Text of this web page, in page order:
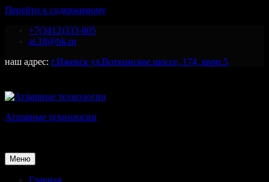
Перейти к содержимому
+7(3412)333-805
at.18@bk.ru
наш адрес: г.Ижевск ул.Воткинское шоссе, 174, корп.5
Аграрные технологии
Меню
Главная